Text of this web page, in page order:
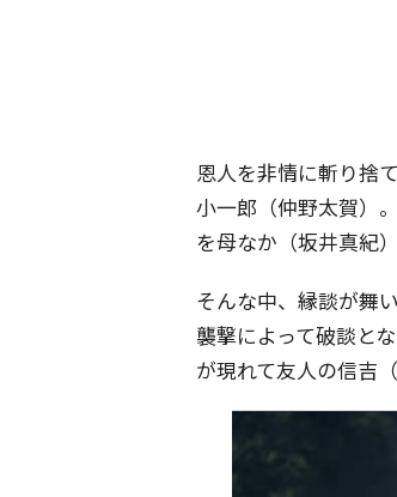
恩人を非情に斬り捨
小一郎（仲野太賀）
を母なか（坂井真紀
そんな中、縁談が舞
襲撃によって破談と
が現れて友人の信吉